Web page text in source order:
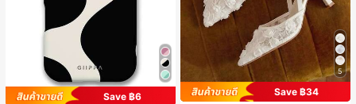
Save ฿6
5
Save ฿34